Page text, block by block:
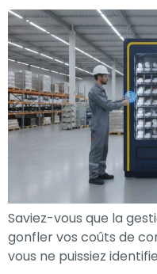
Saviez-vous que la
gonfler vos coûts de
vous ne puissiez
comportement
lorsque vous
visitez notre
site, vous
augmentez les
chances de
voir du contenu
et des offres
personnalisés.